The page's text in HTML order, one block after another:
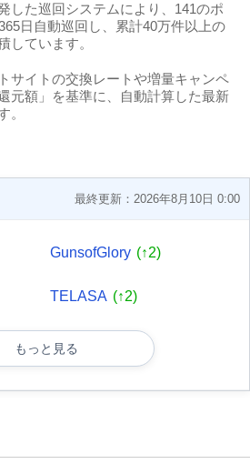
した巡回システムにより、141のポ
日自動巡回し、累計40万件以上の
しています。
サイトの交換レートや増量キャンペ
元額」を基準に、自動計算した最新
。
最終更新：2026年8月10日 0:00
GunsofGlory (↑2)
TELASA (↑2)
もっと見る